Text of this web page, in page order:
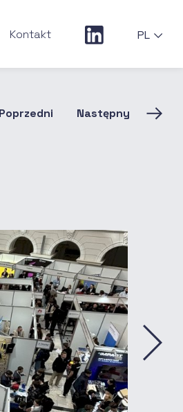
Kontakt PL
Poprzedni Następny